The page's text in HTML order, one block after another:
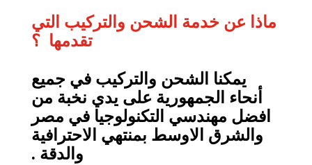
ماذا عن خدمة الشحن والتركيب التي
تقدمها ؟
يمكنا الشحن والتركيب في جميع
أنحاء الجمهورية على يدي نخبة من
افضل مهندسي التكنولوجيا في مصر
والشرق الاوسط بمنتهي الاحترافية
والدقة .